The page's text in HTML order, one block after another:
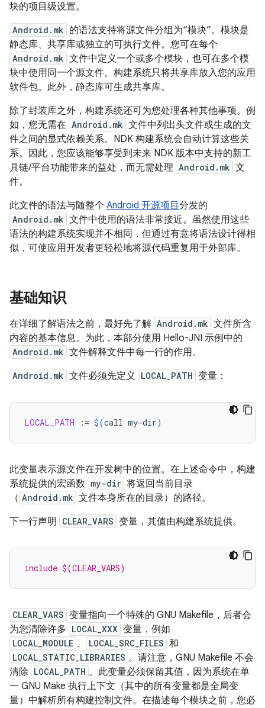
块的项目级设置。
Android.mk 的语法支持将源文件分组为“模块”。 模块是
静态库、共享库或独立的可执行文件。您可在每个
Android.mk 文件中定义一个或多个模块，也可在多个模
块中使用同一个源文件。构建系统只将共享库放入您的应用
软件包。此外，静态库可生成共享库。
除了封装库之外，构建系统还可为您处理各种其他事项。例
如，您无需在 Android.mk 文件中列出头文件或生成的文
件之间的显式依赖关系。NDK 构建系统会自动计算这些关
系。因此，您应该能够享受到未来 NDK 版本中支持的新工
具链/平台功能带来的益处，而无需处理 Android.mk 文
件。
此文件的语法与随整个 Android 开源项目 分发的
Android.mk 文件中使用的语法非常接近。虽然使用这些
语法的构建系统实现并不相同，但通过有意将语法设计得相
似，可使应用开发者更轻松地将源代码重复用于外部库。
基础知识
在详细了解语法之前，最好先了解 Android.mk 文件所含
内容的基本信息。为此，本部分使用 Hello-JNI 示例中的
Android.mk 文件解释文件中每一行的作用。
Android.mk 文件必须先定义 LOCAL_PATH 变量：
LOCAL_PATH := $(call my-dir)
此变量表示源文件在开发树中的位置。在上述命令中，构建
系统提供的宏函数 my-dir 将返回当前目录
（ Android.mk 文件本身所在的目录）的路径。
下一行声明
CLEAR_VARS 变量，其值由构建系统提供。
include $(CLEAR_VARS)
CLEAR_VARS 变量指向一个特殊的 GNU Makefile，后者会
为您清除许多 LOCAL_XXX 变量，例如
LOCAL_MODULE 、 LOCAL_SRC_FILES 和
LOCAL_STATIC_LIBRARIES 。请注意，GNU Makefile 不会
清除 LOCAL_PATH 。此变量必须保留其值，因为系统在单
一 GNU Make 执行上下文（其中的所有变量都是全局变
量）中解析所有构建控制文件。在描述每个模块之前，您必